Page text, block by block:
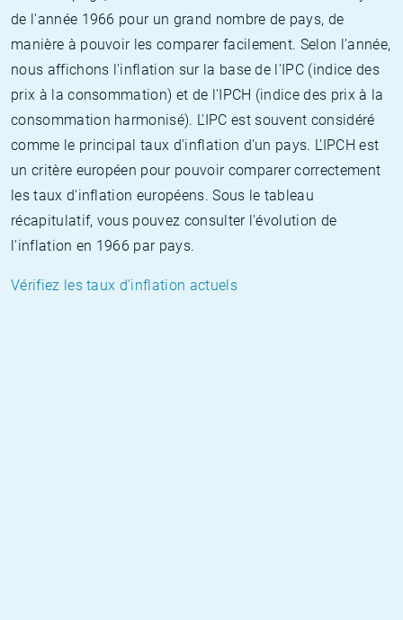
de l'année 1966 pour un grand nombre de pays, de
manière à pouvoir les comparer facilement. Selon l'année,
nous affichons l'inflation sur la base de l'IPC (indice des
prix à la consommation) et de l'IPCH (indice des prix à la
consommation harmonisé). L'IPC est souvent considéré
comme le principal taux d'inflation d'un pays. L'IPCH est
un critère européen pour pouvoir comparer correctement
les taux d'inflation européens. Sous le tableau
récapitulatif, vous pouvez consulter l'évolution de
l'inflation en 1966 par pays.
Vérifiez les taux d'inflation actuels